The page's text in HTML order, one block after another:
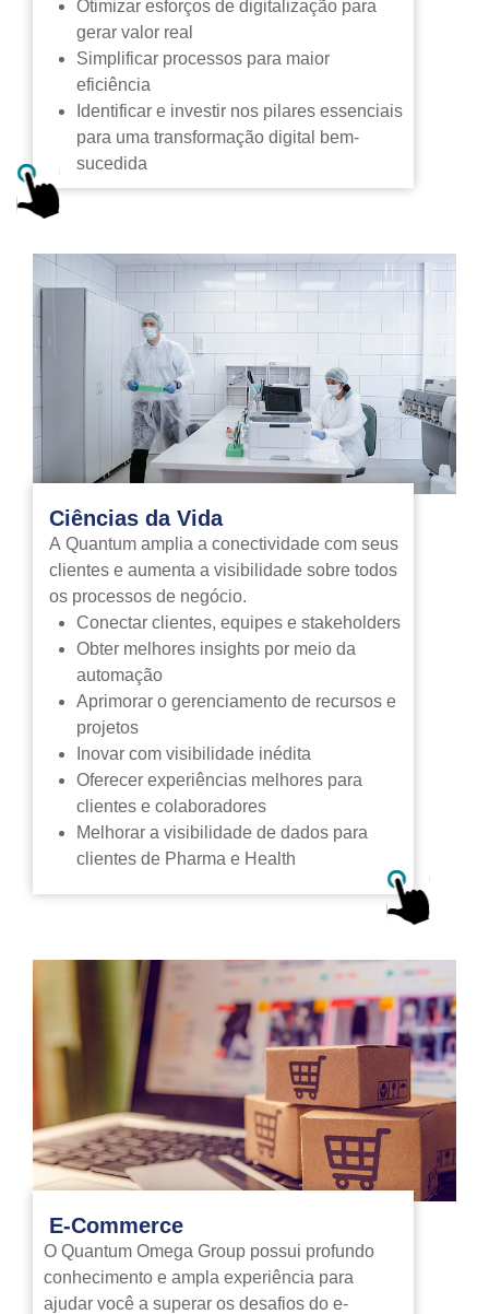
Otimizar esforços de digitalização para
gerar valor real
Simplificar processos para maior
eficiência
Identificar e investir nos pilares essenciais
para uma transformação digital bem-
sucedida
Ciências da Vida
A Quantum amplia a conectividade com seus
clientes e aumenta a visibilidade sobre todos
os processos de negócio.
Conectar clientes, equipes e stakeholders
Obter melhores insights por meio da
automação
Aprimorar o gerenciamento de recursos e
projetos
Inovar com visibilidade inédita
Oferecer experiências melhores para
clientes e colaboradores
Melhorar a visibilidade de dados para
clientes de Pharma e Health
E-Commerce
O Quantum Omega Group possui profundo
conhecimento e ampla experiência para
ajudar você a superar os desafios do e-